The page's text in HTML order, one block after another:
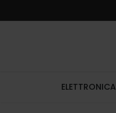
ELETTRONICA